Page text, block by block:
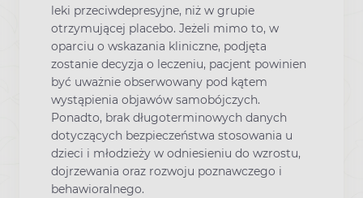
leki przeciwdepresyjne, niż w grupie
otrzymującej placebo. Jeżeli mimo to, w
oparciu o wskazania kliniczne, podjęta
zostanie decyzja o leczeniu, pacjent powinien
być uważnie obserwowany pod kątem
wystąpienia objawów samobójczych.
Ponadto, brak długoterminowych danych
dotyczących bezpieczeństwa stosowania u
dzieci i młodzieży w odniesieniu do wzrostu,
dojrzewania oraz rozwoju poznawczego i
behawioralnego.